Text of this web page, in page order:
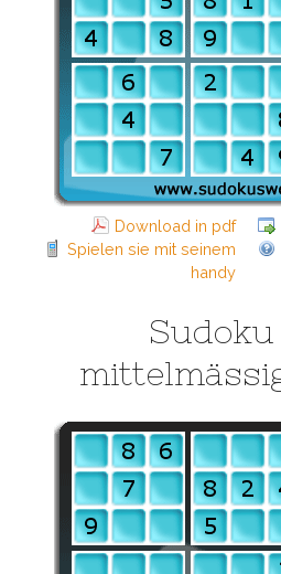
Download in pdf
Spielen sie mit seinem
handy